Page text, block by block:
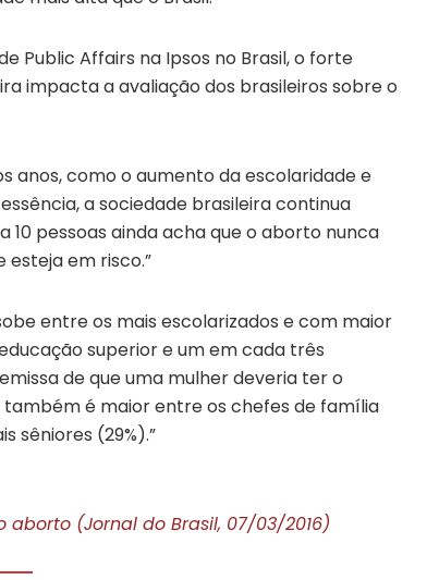
Public Affairs na Ipsos no Brasil, o forte
impacta a avaliação dos brasileiros sobre o
anos, como o aumento da escolaridade e
a sociedade brasileira continua
10 pessoas ainda acha que o aborto nunca
em risco.”
entre os mais escolarizados e com maior
superior e um em cada três
de que uma mulher deveria ter o
também é maior entre os chefes de família
sêniores (29%).”
(Jornal do Brasil, 07/03/2016)